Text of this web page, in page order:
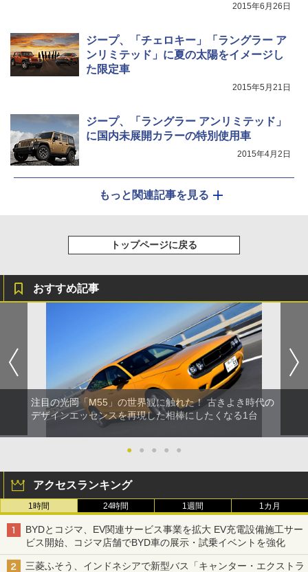
2015年6月26日
ジープ、「チェロキー」「ラングラー ア
ンリミテッド」に夏の太陽をイメージし
た限定車
2015年5月21日
ジープ、「ラングラー アンリミテッド」
に国内未展開カラーの特別使用車
2015年4月2日
もっと関連記事を見る
トップページに戻る
おすすめ記事
注目の光岡「M55」の世界観に触れた！ 古きよき時代の
デザインエッセンスを再現した相棒にしたくなる1台
● ● ● ● ●
アクセスランキング
1時間 24時間 1週間 1カ月
BYDとコジマ、EV関連サービス事業を拡大 EV充電設備施工サー
ビス開始、コジマ店舗でBYD車の展示・試乗イベントを強化
三菱ふそう、インドネシアで新型バス「キャンター・エクストラ